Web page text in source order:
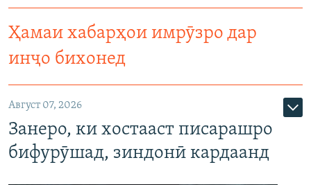
Ҳамаи хабарҳои имрӯзро дар
инҷо бихонед
Август 07, 2026
Занеро, ки хостааст писарашро
бифурӯшад, зиндонӣ кардаанд